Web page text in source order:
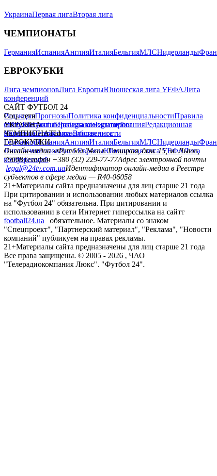
УкраинаПервая лигаВторая лига
ЧЕМПИОНАТЫ
ГерманияИспанияАнглияИталияБельгияМЛСНидерланды
ЕВРОКУБКИ
Лига чемпионовЛига ЕвропыЮношеская лига УЕФАЛига
конференций
САЙТ ФУТБОЛ 24
РедакцияПрогнозыПолитика конфиденциальностиПравила
сайтуКонтактыПравила комментированияРедакционная
политикаСтруктура собственности
Соц. сети
facebookxyoutubeinstagramtelegramviber
УКРАИНА
УкраинаПервая лигаВторая лига
ЧЕМПИОНАТЫ
ГерманияИспанияАнглияИталияБельгияМЛСНидерланды
ЕВРОКУБКИ
Лига чемпионовЛига ЕвропыЮношеская лига УЕФАЛига
конференций
Онлайн-медиа «Футбол 24»пл. Галицкая, дом. 15, м. Львов,
79008Телефон +380 (32) 229-77-77Адрес электронной почты
legal@24tv.com.uaИдентификатор онлайн-медиа в Реестре
субъектов в сфере медиа — R40-06058
21+Материалы сайта предназначены для лиц старше 21 года
При цитировании и использовании любых материалов ссылка
на "Футбол 24" обязательна. При цитировании и
использовании в сети Интернет гиперссылка на сайтт
football24.ua
обязательное. Материалы со знаком
"Спецпроект", "Партнерский материал", "Реклама", "Новости
компаний" публикуем на правах рекламы.
21+Материалы сайта предназначены для лиц старше 21 года
Все права защищены. © 2005 - 2026 , ЧАО
"Телерадиокомпания Люкс". "Футбол 24".